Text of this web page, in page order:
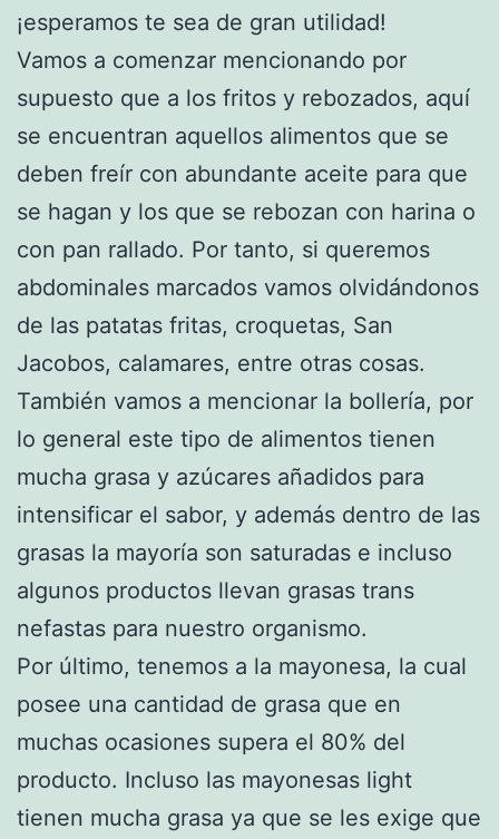
¡esperamos te sea de gran utilidad!
Vamos a comenzar mencionando por
supuesto que a los fritos y rebozados, aquí
se encuentran aquellos alimentos que se
deben freír con abundante aceite para que
se hagan y los que se rebozan con harina o
con pan rallado. Por tanto, si queremos
abdominales marcados vamos olvidándonos
de las patatas fritas, croquetas, San
Jacobos, calamares, entre otras cosas.
También vamos a mencionar la bollería, por
lo general este tipo de alimentos tienen
mucha grasa y azúcares añadidos para
intensificar el sabor, y además dentro de las
grasas la mayoría son saturadas e incluso
algunos productos llevan grasas trans
nefastas para nuestro organismo.
Por último, tenemos a la mayonesa, la cual
posee una cantidad de grasa que en
muchas ocasiones supera el 80% del
producto. Incluso las mayonesas light
tienen mucha grasa ya que se les exige que